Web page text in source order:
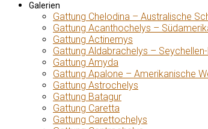
Galerien
Gattung Chelodina – Australische
Gattung Acanthochelys –
Gattung Actinemys
Gattung Aldabrachelys –
Gattung Amyda
Gattung Apalone – Amerikanische
Gattung Astrochelys
Gattung Batagur
Gattung Caretta
Gattung Carettochelys